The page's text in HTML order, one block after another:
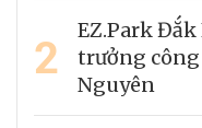
2
EZ.Park
trưởng công
Nguyên